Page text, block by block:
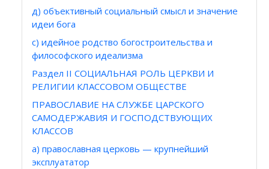
д) объективный социальный смысл и значение
идеи бога
с) идейное родство богостроительства и
философского идеализма
Раздел II СОЦИАЛЬНАЯ РОЛЬ ЦЕРКВИ И
РЕЛИГИИ КЛАССОВОМ ОБЩЕСТВЕ
ПРАВОСЛАВИЕ НА СЛУЖБЕ ЦАРСКОГО
САМОДЕРЖАВИЯ И ГОСПОДСТВУЮЩИХ
КЛАССОВ
а) православная церковь — крупнейший
эксплуататор